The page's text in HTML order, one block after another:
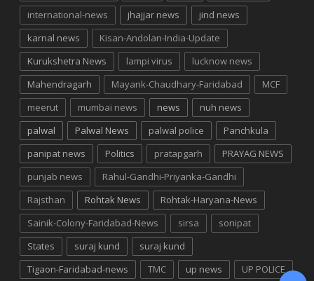
international-news
jhajjar news
jind news
karnal news
Kisan-Andolan-India-Update
Kurukshetra News
lampi virus
lucknow news
Mahendragarh
Mayank-Chaudhary-Faridabad
MCF
meerut
mumbai news news
nuh news
palwal
Palwal News palwal police
Panchkula
panipat news
Politics pratapgarh
PRAYAG NEWS
punjab news
Rahul-Gandhi-Priyanka-Gandhi
Rajsthan
Rohtak News
Rohtak-Haryana-News
Sainik-Colony-Faridabad-News
sirsa
sonipat
States
suraj kund
suraj kund
Tigaon-Faridabad-news
TMC up news UP POLICE